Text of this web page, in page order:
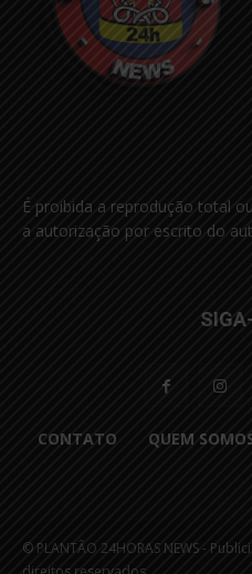
É proibida a reprodução total
a autorização por escrito do
CONTATO QUEM
© PLANTÃO 24HORAS NEWS -